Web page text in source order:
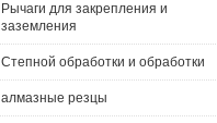
Рычаги для закрепления и
заземления
Степной обработки и обработки
алмазные резцы